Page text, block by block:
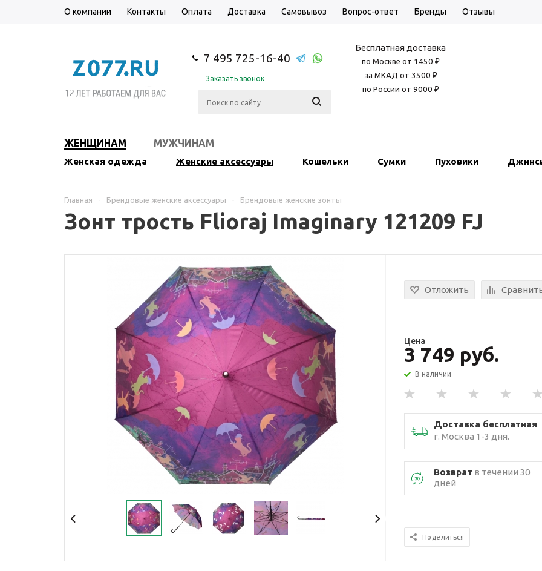
О компании Контакты Оплата Доставка Самовывоз Вопрос-ответ Бренды Отзывы
7 495 725-16-40
Заказать звонок
Бесплатная доставка
по Москве от 1450 ₽
за МКАД от 3500 ₽
по России от 9000 ₽
ЖЕНЩИНАМ МУЖЧИНАМ
Женская одежда Женские аксессуары Кошельки Сумки Пуховики
Главная - Брендовые женские аксессуары - Брендовые женские зонты
Зонт трость Flioraj Imaginary 121209 FJ
Отложить
Цена
3 749 руб.
В наличии
Доставка бесплатная
г. Москва 1-3 дня.
Возврат в течении 30
дней
Поделиться